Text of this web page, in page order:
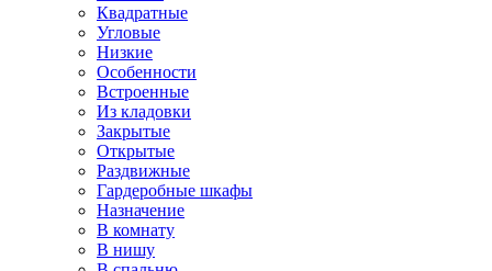
Квадратные
Угловые
Низкие
Особенности
Встроенные
Из кладовки
Закрытые
Открытые
Раздвижные
Гардеробные шкафы
Назначение
В комнату
В нишу